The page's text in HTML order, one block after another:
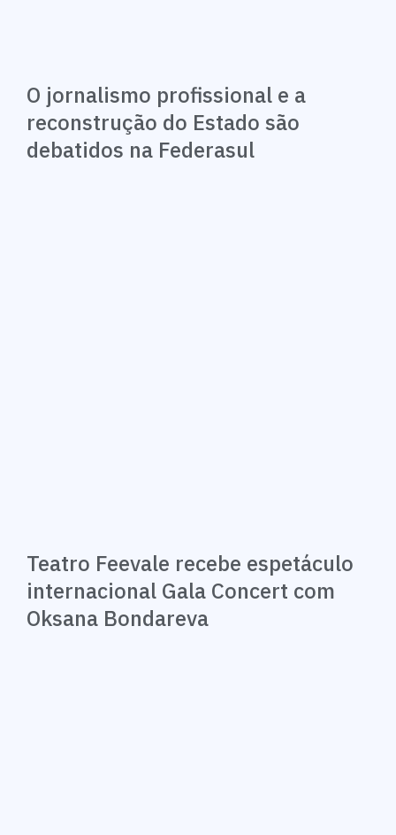
O jornalismo profissional e a
reconstrução do Estado são
debatidos na Federasul
Teatro Feevale recebe espetáculo
internacional Gala Concert com
Oksana Bondareva